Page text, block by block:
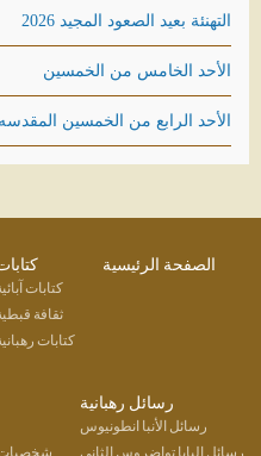
التهنئة بعيد الصعود المجيد 2026
الأحد الخامس من الخمسين
الأحد الرابع من الخمسين المقدسه
الصفحة الرئيسية كتابات
كتابات آبائية
ثقافة قبطية
كتابات رهبانية
رسائل رهبانية
رسائل الأنبا انطونيوس
رسائل البابا تواضروس الثانى
شخصيات